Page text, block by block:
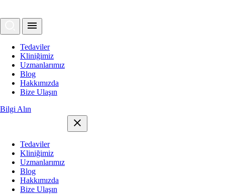
Tedaviler
Kliniğimiz
Uzmanlarımız
Blog
Hakkımızda
Bize Ulaşın
Bilgi Alın
Tedaviler
Kliniğimiz
Uzmanlarımız
Blog
Hakkımızda
Bize Ulaşın